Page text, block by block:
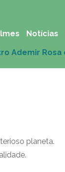
Notícias
planeta.